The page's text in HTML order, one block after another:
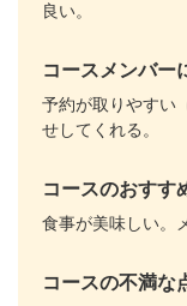
良い。
コースメンバー
予約が取りやすい
せしてくれる。
コースのおすす
食事が美味しい。
コースの不満な